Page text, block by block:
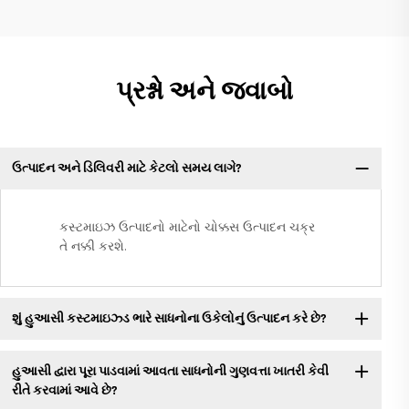
પ્રશ્નો અને જવાબો
ઉત્પાદન અને ડિલિવરી માટે કેટલો સમય લાગે?
કસ્ટમાઇઝ ઉત્પાદનો માટેનો ચોક્કસ ઉત્પાદન ચક્ર
તે નક્કી કરશે.
શું હુઆસી કસ્ટમાઇઝ્ડ ભારે સાધનોના ઉકેલોનું ઉત્પાદન કરે છે?
હુઆસી દ્વારા પૂરા પાડવામાં આવતા સાધનોની ગુણવત્તા ખાતરી કેવી
રીતે કરવામાં આવે છે?